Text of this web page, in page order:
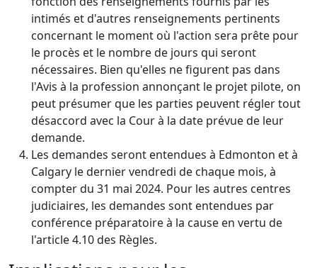
intimés et d'autres renseignements pertinents
concernant le moment où l'action sera prête pour
le procès et le nombre de jours qui seront
nécessaires. Bien qu'elles ne figurent pas dans
l'Avis à la profession annonçant le projet pilote, on
peut présumer que les parties peuvent régler tout
désaccord avec la Cour à la date prévue de leur
demande.
Les demandes seront entendues à Edmonton et à
Calgary le dernier vendredi de chaque mois, à
compter du 31 mai 2024. Pour les autres centres
judiciaires, les demandes sont entendues par
conférence préparatoire à la cause en vertu de
l'article 4.10 des Règles.